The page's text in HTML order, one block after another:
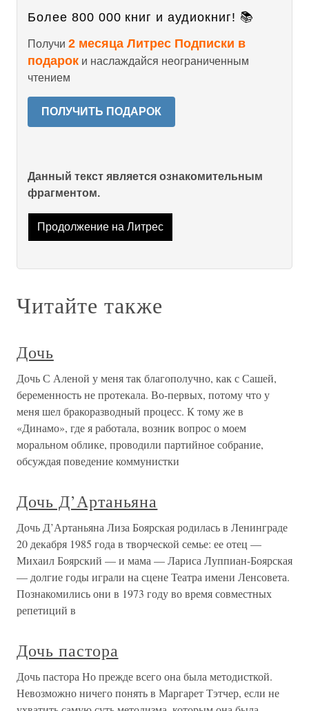
Более 800 000 книг и аудиокниг! 📚
Получи 2 месяца Литрес Подписки в
подарок и наслаждайся неограниченным
чтением
ПОЛУЧИТЬ ПОДАРОК
Данный текст является ознакомительным
фрагментом.
Продолжение на Литрес
Читайте также
Дочь
Дочь С Аленой у меня так благополучно, как с Сашей,
беременность не протекала. Во-первых, потому что у
меня шел бракоразводный процесс. К тому же в
«Динамо», где я работала, возник вопрос о моем
моральном облике, проводили партийное собрание,
обсуждая поведение коммунистки
Дочь Д’Артаньяна
Дочь Д’Артаньяна Лиза Боярская родилась в Ленинграде
20 декабря 1985 года в творческой семье: ее отец —
Михаил Боярский — и мама — Лариса Луппиан-Боярская
— долгие годы играли на сцене Театра имени Ленсовета.
Познакомились они в 1973 году во время совместных
репетиций в
Дочь пастора
Дочь пастора Но прежде всего она была методисткой.
Невозможно ничего понять в Маргарет Тэтчер, если не